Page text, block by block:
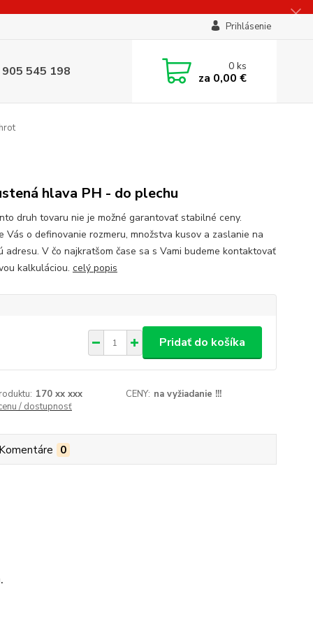
Prihlásenie
545 198 0ks
za 0,00 €
hlava PH - do plechu
druh tovaru nie je možné garantovať stabilné ceny.
Vás o definovanie rozmeru, množstva kusov a zaslanie na
adresu. V čo najkratšom čase sa s Vami budeme kontaktovať
kalkuláciou. celý popis
Pridať do košíka
170 xx xxx CENY: na vyžiadanie !!!
/ dostupnosť
Komentáre 0